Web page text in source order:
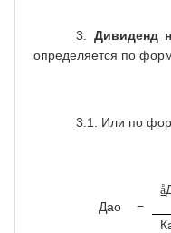
3. Дивиденд
определяется по
3.1. Или по
Дао =
å